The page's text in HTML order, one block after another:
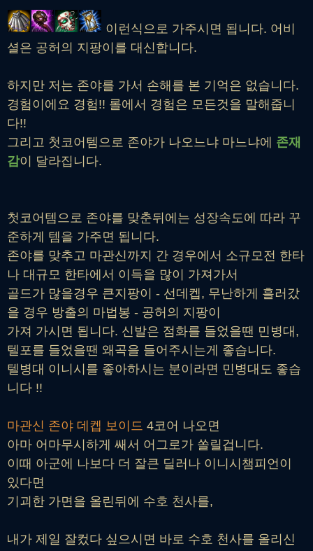
이런식으로 가주시면 됩니다. 어비
셜은 공허의 지팡이를 대신합니다.
하지만 저는 존야를 가서 손해를 본 기억은 없습니다.
경험이에요 경험!! 롤에서 경험은 모든것을 말해줍니
다!!
그리고 첫코어템으로 존야가 나오느냐 마느냐에 존재
감이 달라집니다.
첫코어템으로 존야를 맞춘뒤에는 성장속도에 따라 꾸
준하게 템을 가주면 됩니다.
존야를 맞추고 마관신까지 간 경우에서 소규모전 한타
나 대규모 한타에서 이득을 많이 가져가서
골드가 많을경우 큰지팡이 - 선데켑, 무난하게 흘러갔
을 경우 방출의 마법봉 - 공허의 지팡이
가져 가시면 됩니다. 신발은 점화를 들었을땐 민병대,
텔포를 들었을땐 왜곡을 들어주시는게 좋습니다.
텔병대 이니시를 좋아하시는 분이라면 민병대도 좋습
니다 !!
마관신 존야 데켑 보이드 4코어 나오면
아마 어마무시하게 쌔서 어그로가 쏠릴겁니다.
이때 아군에 나보다 더 잘큰 딜러나 이니시챔피언이
있다면
기괴한 가면을 올린뒤에 수호 천사를,
내가 제일 잘컸다 싶으시면 바로 수호 천사를 올리신